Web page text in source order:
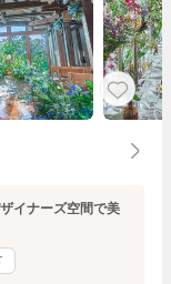
イナーズ空間で美